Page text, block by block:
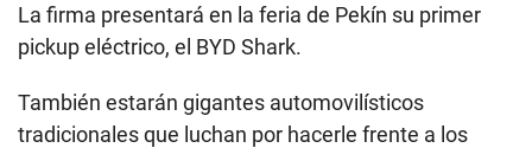
La firma presentará en la feria de Pekín su primer
pickup eléctrico, el BYD Shark.
También estarán gigantes automovilísticos
tradicionales que luchan por hacerle frente a los